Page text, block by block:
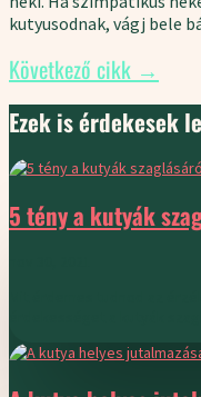
kutyusodnak, vágj bele
Következő cikk →
Ezek is érdekesek
5 tény a kutyák